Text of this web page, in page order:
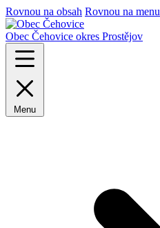
Rovnou na obsah Rovnou na menu
Obec Čehovice okres Prostějov
Menu